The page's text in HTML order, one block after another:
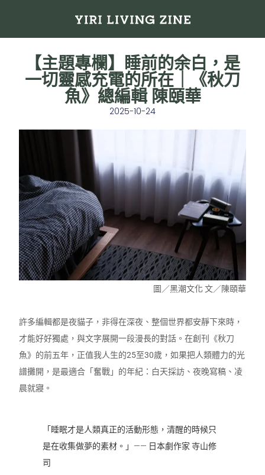
【主題專欄】睡前的余白，是
一切靈感充電的所在｜《秋刀
魚》總編輯 陳頤華
2025-10-24
圖／黑潮文化 文／陳頤華
許多編輯都是夜貓子，非得在深夜、整個世界都安靜下來時，
才能好好獨處，與文字展開一段漫長的對話。在創刊《秋刀
魚》的前五年，正值我人生的25至30歲，如果把人類體力的光
譜攤開，是最適合「奮戰」的年紀：白天採訪、夜晚寫稿、凌
晨就寢。
「睡眠才是人類真正的活動形態，清醒的時候只
是在收集做夢的素材。」—— 日本劇作家 寺山修
司